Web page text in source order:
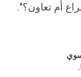
أم تعاون؟".
.